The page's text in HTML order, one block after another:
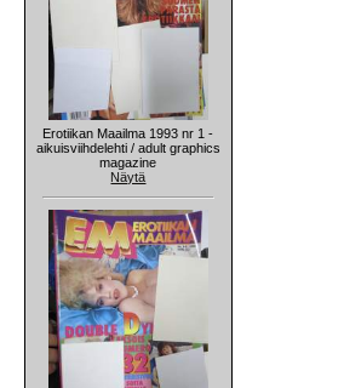
Erotiikan Maailma 1993 nr 1 -
aikuisviihdelehti / adult graphics
magazine
Näytä